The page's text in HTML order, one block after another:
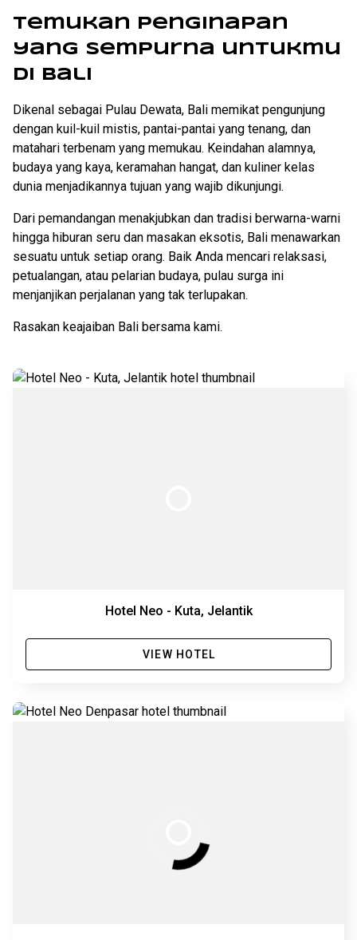
Temukan penginapan
yang sempurna untukmu
di Bali
Dikenal sebagai Pulau Dewata, Bali memikat pengunjung
dengan kuil-kuil mistis, pantai-pantai yang tenang, dan
matahari terbenam yang memukau. Keindahan alamnya,
budaya yang kaya, keramahan hangat, dan kuliner kelas
dunia menjadikannya tujuan yang wajib dikunjungi.
Dari pemandangan menakjubkan dan tradisi berwarna-warni
hingga hiburan seru dan masakan eksotis, Bali menawarkan
sesuatu untuk setiap orang. Baik Anda mencari relaksasi,
petualangan, atau pelarian budaya, pulau surga ini
menjanjikan perjalanan yang tak terlupakan.
Rasakan keajaiban Bali bersama kami.
Hotel Neo - Kuta, Jelantik
VIEW HOTEL